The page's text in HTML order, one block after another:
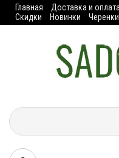
Главная Доставка и оплата
Скидки
Новинки Черенки